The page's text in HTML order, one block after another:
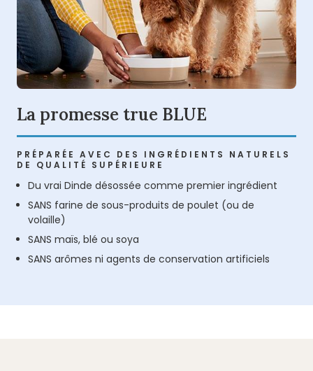
La promesse true BLUE
PRÉPARÉE AVEC DES INGRÉDIENTS NATURELS
DE QUALITÉ SUPÉRIEURE
Du vrai Dinde désossée comme premier ingrédient
SANS farine de sous-produits de poulet (ou de
volaille)
SANS maïs, blé ou soya
SANS arômes ni agents de conservation artificiels